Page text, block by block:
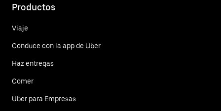
Productos
Viaje
Conduce con la app de Uber
Haz entregas
Comer
Uber para Empresas